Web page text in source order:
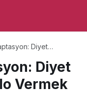
Diyet
Diyet
Vermek
Yaptıkça